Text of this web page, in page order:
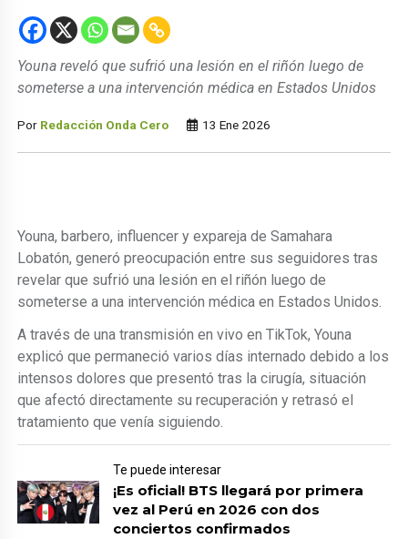
Youna reveló que sufrió una lesión en el riñón luego de
someterse a una intervención médica en Estados Unidos
Por Redacción Onda Cero 13 Ene 2026
Youna, barbero, influencer y expareja de Samahara
Lobatón, generó preocupación entre sus seguidores tras
revelar que sufrió una lesión en el riñón luego de
someterse a una intervención médica en Estados Unidos.
A través de una transmisión en vivo en TikTok, Youna
explicó que permaneció varios días internado debido a los
intensos dolores que presentó tras la cirugía, situación
que afectó directamente su recuperación y retrasó el
tratamiento que venía siguiendo.
Te puede interesar
¡Es oficial! BTS llegará por primera
vez al Perú en 2026 con dos
conciertos confirmados